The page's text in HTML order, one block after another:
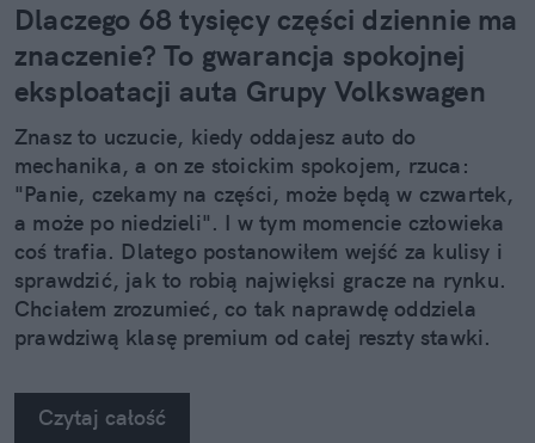
Dlaczego 68 tysięcy części dziennie ma
znaczenie? To gwarancja spokojnej
eksploatacji auta Grupy Volkswagen
Znasz to uczucie, kiedy oddajesz auto do
mechanika, a on ze stoickim spokojem, rzuca:
"Panie, czekamy na części, może będą w czwartek,
a może po niedzieli". I w tym momencie człowieka
coś trafia. Dlatego postanowiłem wejść za kulisy i
sprawdzić, jak to robią najwięksi gracze na rynku.
Chciałem zrozumieć, co tak naprawdę oddziela
prawdziwą klasę premium od całej reszty stawki.
się za głowę.
Czytaj całość